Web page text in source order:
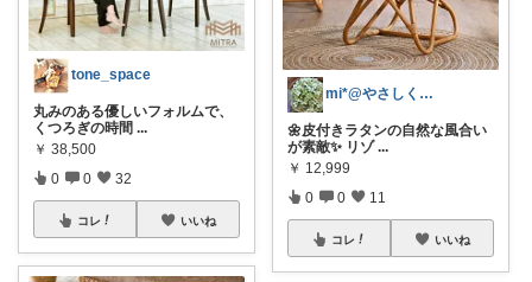
tone_space
丸みのある優しいフォルムで、
くつろぎの時間 ...
￥ 38,500
0 0 32
コレ いいね
mi*@やさしく整う暮らし
🌼皮付きラタンの自然な風合い
が素敵✨ リゾ ...
￥ 12,999
0 0 11
コレ いいね